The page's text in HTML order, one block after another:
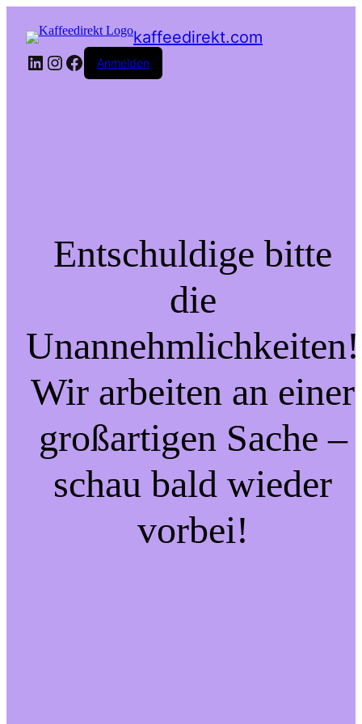
kaffeedirekt.com
LinkedIn
Instagram
Facebook
Anmelden
Entschuldige bitte
die
Unannehmlichkeiten!
Wir arbeiten an einer
großartigen Sache –
schau bald wieder
vorbei!